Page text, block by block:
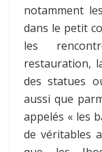
notamment
dans le petit
les
restauration,
des statues
aussi que
appelés « les
de véritables